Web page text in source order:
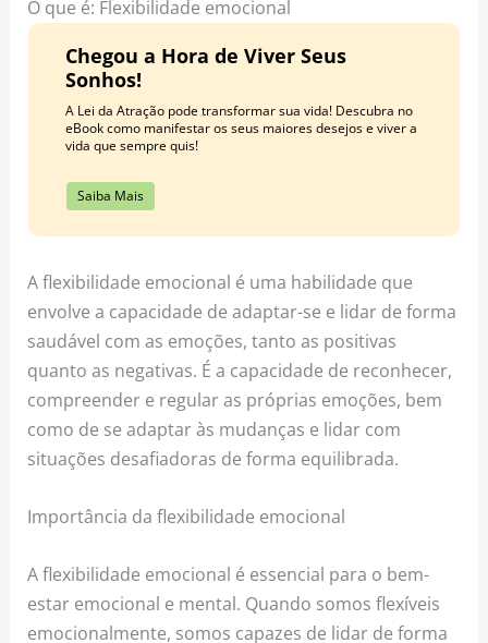
k a
m t
O que é: Flexibilidade emocional
Chegou a Hora de Viver Seus
Sonhos!
A Lei da Atração pode transformar sua vida! Descubra no
eBook como manifestar os seus maiores desejos e viver a
vida que sempre quis!
Saiba Mais
A flexibilidade emocional é uma habilidade que
envolve a capacidade de adaptar-se e lidar de forma
saudável com as emoções, tanto as positivas
quanto as negativas. É a capacidade de reconhecer,
compreender e regular as próprias emoções, bem
como de se adaptar às mudanças e lidar com
situações desafiadoras de forma equilibrada.
Importância da flexibilidade emocional
A flexibilidade emocional é essencial para o bem-
estar emocional e mental. Quando somos flexíveis
emocionalmente, somos capazes de lidar de forma